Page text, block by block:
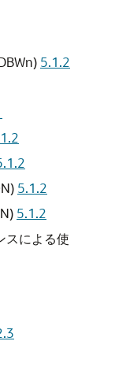
5.1.2
5.1.2
5.1.2
スによる使